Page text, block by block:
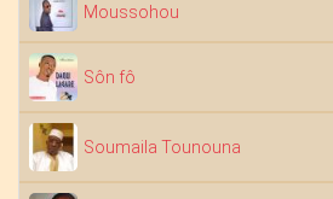
Moussohou
Sôn fô
Soumaila Tounouna